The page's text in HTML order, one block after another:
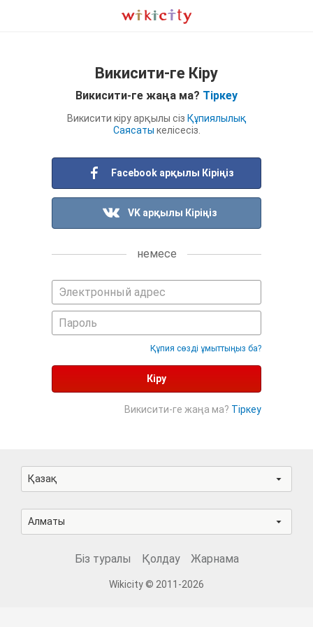
Викисити-ге Кіру
Викисити-ге жаңа ма? Тіркеу
Викисити кіру арқылы сіз Құпиялылық
Саясаты келісесіз.
Facebook арқылы Кіріңіз
VK арқылы Кіріңіз
немесе
Құпия сөзді ұмыттыңыз ба?
Кіру
Викисити-ге жаңа ма? Тіркеу
Қазақ
Алматы
Біз туралы Қолдау Жарнама
Wikicity © 2011-2026